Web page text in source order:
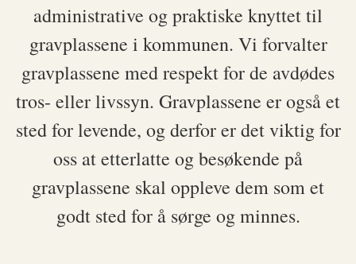
administrative og praktiske knyttet til
gravplassene i kommunen. Vi forvalter
gravplassene med respekt for de avdødes
tros- eller livssyn. Gravplassene er også et
sted for levende, og derfor er det viktig for
oss at etterlatte og besøkende på
gravplassene skal oppleve dem som et
godt sted for å sørge og minnes.